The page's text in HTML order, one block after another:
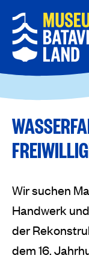
Wir suchen
Handwerk
der
dem 16.